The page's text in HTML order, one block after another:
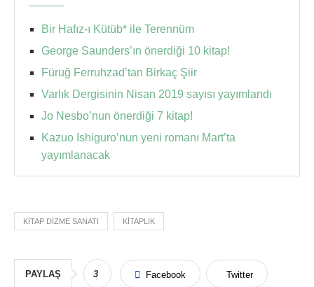
Bir Hafız-ı Kütüb* ile Terennüm
George Saunders’ın önerdiği 10 kitap!
Füruğ Ferruhzad’tan Birkaç Şiir
Varlık Dergisinin Nisan 2019 sayısı yayımlandı
Jo Nesbo’nun önerdiği 7 kitap!
Kazuo Ishiguro’nun yeni romanı Mart’ta
yayımlanacak
KITAP DIZME SANATI KITAPLIK
PAYLAŞ 3 Facebook Twitter